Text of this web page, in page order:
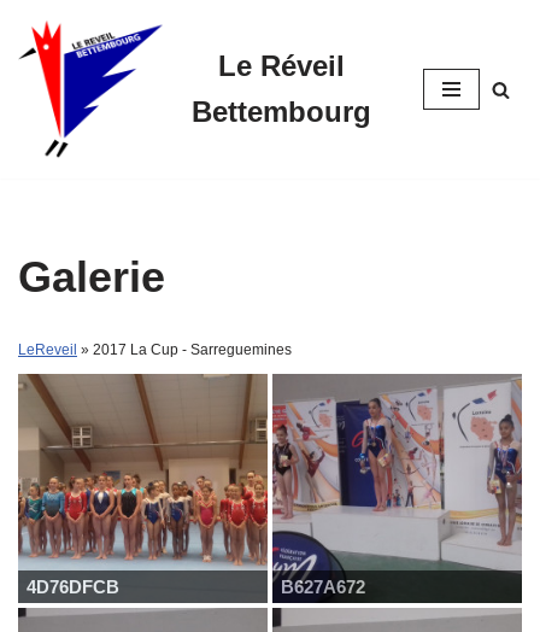
Skip
content
Le Réveil
Bettembourg
Galerie
LeReveil » 2017 La Cup - Sarreguemines
4D76DFCB B627A672